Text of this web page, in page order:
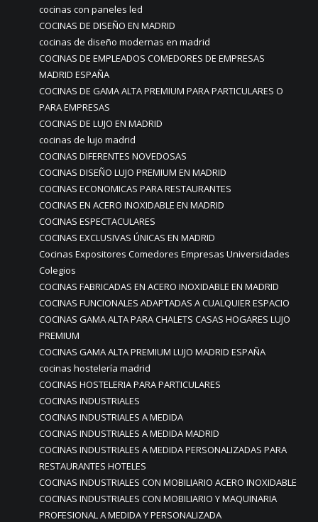
cocinas con paneles led
COCINAS DE DISEÑO EN MADRID
cocinas de diseño modernas en madrid
COCINAS DE EMPLEADOS COMEDORES DE EMPRESAS
MADRID ESPAÑA
COCINAS DE GAMA ALTA PREMIUM PARA PARTICULARES O
PARA EMPRESAS
COCINAS DE LUJO EN MADRID
cocinas de lujo madrid
COCINAS DIFERENTES NOVEDOSAS
COCINAS DISEÑO LUJO PREMIUM EN MADRID
COCINAS ECONOMICAS PARA RESTAURANTES
COCINAS EN ACERO INOXIDABLE EN MADRID
COCINAS ESPECTACULARES
COCINAS EXCLUSIVAS ÚNICAS EN MADRID
Cocinas Expositores Comedores Empresas Universidades
Colegios
COCINAS FABRICADAS EN ACERO INOXIDABLE EN MADRID
COCINAS FUNCIONALES ADAPTADAS A CUALQUIER ESPACIO
COCINAS GAMA ALTA PARA CHALETS CASAS HOGARES LUJO
PREMIUM
COCINAS GAMA ALTA PREMIUM LUJO MADRID ESPAÑA
cocinas hostelería madrid
COCINAS HOSTELERIA PARA PARTICULARES
COCINAS INDUSTRIALES
COCINAS INDUSTRIALES A MEDIDA
COCINAS INDUSTRIALES A MEDIDA MADRID
COCINAS INDUSTRIALES A MEDIDA PERSONALIZADAS PARA
RESTAURANTES HOTELES
COCINAS INDUSTRIALES CON MOBILIARIO ACERO INOXIDABLE
COCINAS INDUSTRIALES CON MOBILIARIO Y MAQUINARIA
PROFESIONAL A MEDIDA Y PERSONALIZADA